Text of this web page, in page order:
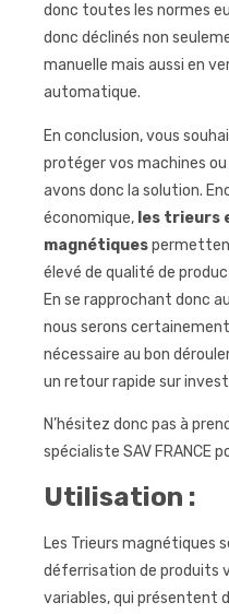
donc toutes les normes
donc déclinés non
manuelle mais aussi en
automatique.
En conclusion, vous
protéger vos machines
avons donc la solution.
économique, les trieurs
magnétiques
élevé de qualité de
En se rapprochant donc
nous serons
nécessaire au bon
un retour rapide sur
N’hésitez donc pas à
spécialiste SAV FRANCE
Utilisation :
Les Trieurs magnétiques
déferrisation de produits
variables, qui présentent